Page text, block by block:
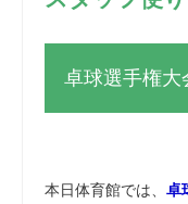
卓球選手権
本日体育館では、 卓